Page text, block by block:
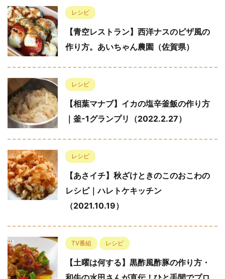
レシピ
【青空レストラン】西洋ナスのピザ風の
作り方。あいちゃん農園（佐賀県）
レシピ
【相葉マナブ】イカの塩辛釜飯の作り方
｜釜-1グランプリ（2022.2.27）
レシピ
【あさイチ】秋ざけときのこのおこわの
レシピ｜ハレトケキッチン
（2021.10.19）
TV番組 レシピ
【土曜は何する】黒酢風酢豚の作り方・